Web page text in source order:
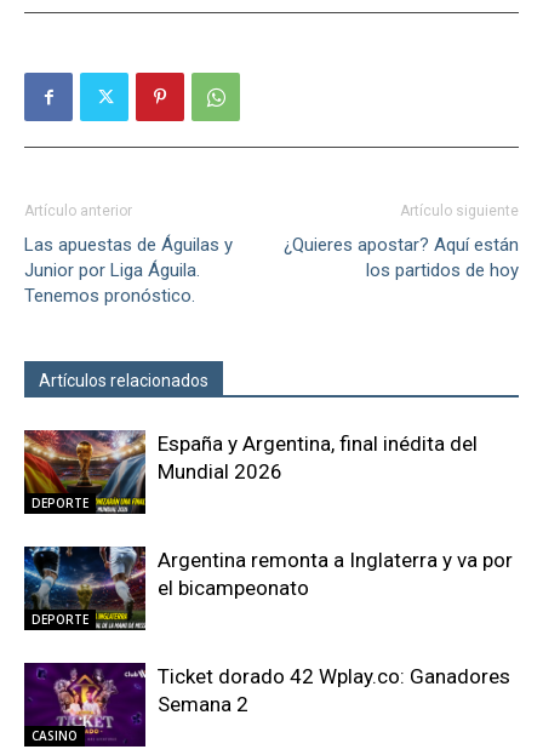
Artículo anterior
Las apuestas de Águilas y
Junior por Liga Águila.
Tenemos pronóstico.
Artículo siguiente
¿Quieres apostar? Aquí están
los partidos de hoy
Artículos relacionados
DEPORTE
España y Argentina, final inédita del
Mundial 2026
DEPORTE
Argentina remonta a Inglaterra y va por
el bicampeonato
CASINO
Ticket dorado 42 Wplay.co: Ganadores
Semana 2